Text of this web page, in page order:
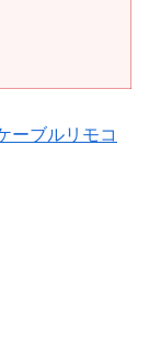
ーブルリモコ